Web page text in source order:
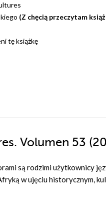
(Z chęcią przeczytam
tę książkę
Volumen 53
są rodzimi użytkownicy
w ujęciu historycznym,